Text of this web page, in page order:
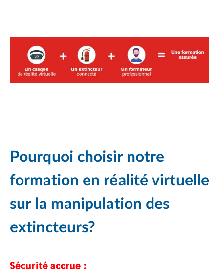
Pourquoi choisir notre
formation en réalité virtuelle
sur la manipulation des
extincteurs?
Sécurité accrue :